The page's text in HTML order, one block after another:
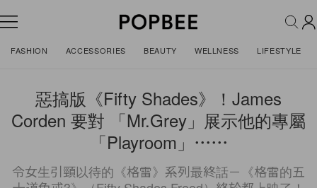
FASHION ACCESSORIES BEAUTY WELLNESS LIFESTYLE
惡搞版《Fifty Shades》！James
Corden 要對 「Mr.Grey」展示他的專屬
「Playroom」⋯⋯
令女生引頸以待的《格雷》系列最終話－《格雷的五